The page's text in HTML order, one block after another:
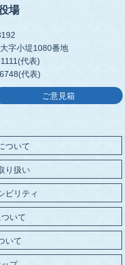
場
字小堤1080番地
代表)
代表)
ご意見箱
ついて
り扱い
ビリティ
いて
いて